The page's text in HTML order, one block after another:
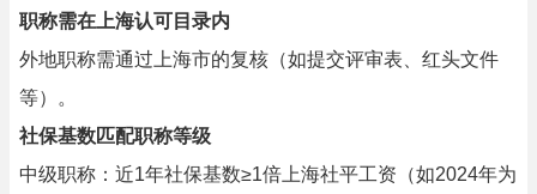
职称需在上海认可目录内
外地职称需通过上海市的复核（如提交评审表、红头文件
等）。
社保基数匹配职称等级
中级职称：近1年社保基数≥1倍上海社平工资（如2024年为